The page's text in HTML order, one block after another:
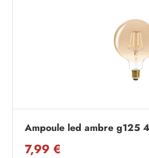
Ampoule led ambre g125
7,99 €